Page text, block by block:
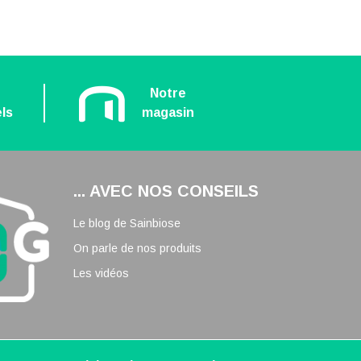
Notre
magasin
... AVEC NOS CONSEILS
Le blog de Sainbiose
On parle de nos produits
Les vidéos